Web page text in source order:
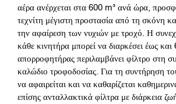
αέρα ανέρχεται στα 600 m³ ανά ώρα,
τεχνίτη μέγιστη προστασία από τη σκόνη
την αφαίρεση των νυχιών με τροχό. Η
κάθε κινητήρα μπορεί να διαρκέσει έως
απορροφητήρας περιλαμβάνει φίλτρο στη
καλώδιο τροφοδοσίας. Για τη συντήρηση
να αφαιρείται και να καθαρίζεται
επίσης ανταλλακτικά φίλτρα με διάρκεια